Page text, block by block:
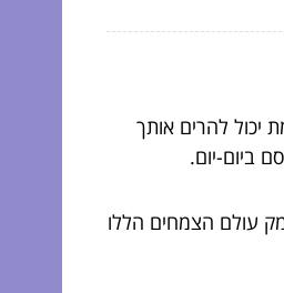
יכול להרים אותך
ביום-יום.
עולם הצמחים הללו